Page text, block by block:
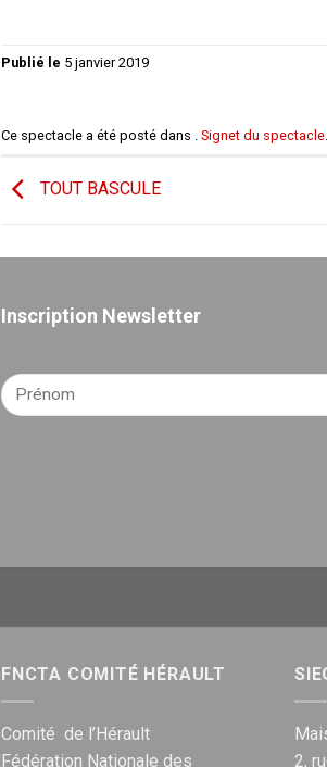
Publié le 5 janvier 2019
Ce spectacle a été posté dans . Signet du spectacle
TOUT BASCULE
Inscription Newsletter
FNCTA COMITÉ HÉRAULT
Comité de l’Hérault
Fédération Nationale des
2,